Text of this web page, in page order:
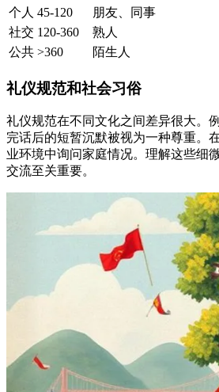
个人 45-120
朋友、同事
社交 120-360
熟人
公共 >360 陌生人
礼仪规范和社会习俗
礼仪规范在不同文化之间差异很大。
完话后的短暂沉默被视为一种尊重。
业环境中询问家庭情况。理解这些细
交流至关重要。